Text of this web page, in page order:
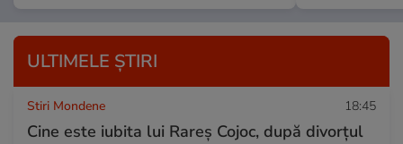
ULTIMELE ȘTIRI
Stiri Mondene 18:45
Cine este iubita lui Rareș Cojoc, după divorțul